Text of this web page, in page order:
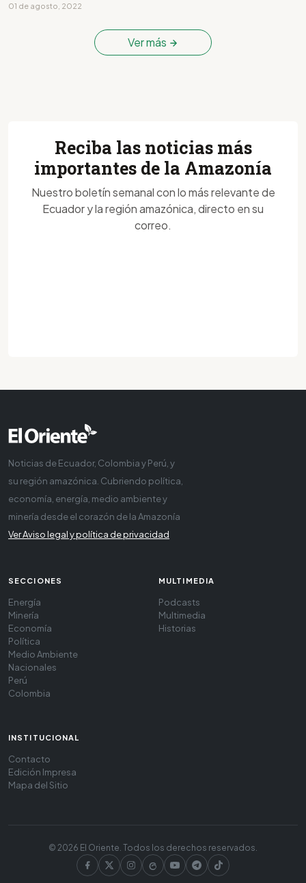
01 de agosto, 2022
Ver más
Reciba las noticias más
importantes de la Amazonía
Nuestro boletín semanal con lo más relevante de
Ecuador y la región amazónica, directo en su
correo.
Noticias de Ecuador, Colombia y Perú, y
su región amazónica. Cubriendo política,
economía, energía, medio ambiente y
minería desde el corazón de la Amazonía
Ver Aviso legal y política de privacidad
SECCIONES
Energía
Minería
Economía
Política
Medio Ambiente
Nacionales
Perú
Colombia
MULTIMEDIA
Podcasts
Multimedia
Historias
INSTITUCIONAL
Contacto
Edición Impresa
Mapa del Sitio
© 2026 El Oriente. Todos los derechos reservados.